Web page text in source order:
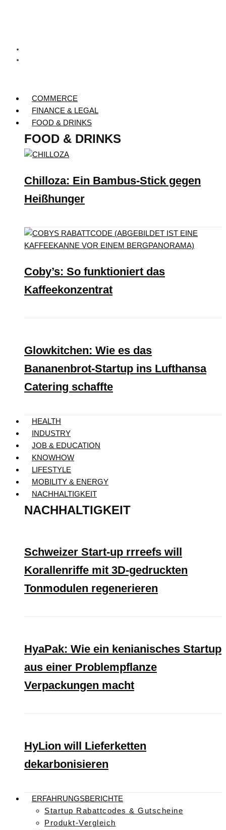
COMMERCE
FINANCE & LEGAL
FOOD & DRINKS
FOOD & DRINKS
Chilloza: Ein Bambus-Stick gegen
Heißhunger
Coby’s: So funktioniert das
Kaffeekonzentrat
Glowkitchen: Wie es das
Bananenbrot-Startup ins Lufthansa
Catering schaffte
HEALTH
INDUSTRY
JOB & EDUCATION
KNOWHOW
LIFESTYLE
MOBILITY & ENERGY
NACHHALTIGKEIT
NACHHALTIGKEIT
Schweizer Start-up rrreefs will
Korallenriffe mit 3D-gedruckten
Tonmodulen regenerieren
HyaPak: Wie ein kenianisches Startup
aus einer Problempflanze
Verpackungen macht
HyLion will Lieferketten
dekarbonisieren
ERFAHRUNGSBERICHTE
Startup Rabattcodes & Gutscheine
Produkt-Vergleich